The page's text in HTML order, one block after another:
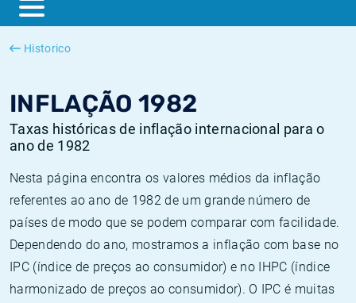
Historico
INFLAÇÃO 1982
Taxas históricas de inflação internacional para o
ano de 1982
Nesta página encontra os valores médios da inflação
referentes ao ano de 1982 de um grande número de
países de modo que se podem comparar com facilidade.
Dependendo do ano, mostramos a inflação com base no
IPC (índice de preços ao consumidor) e no IHPC (índice
harmonizado de preços ao consumidor). O IPC é muitas
ESTER
SONIA
Inflação Estados Unidos
Inflação Europa
Taxas SONIA históricas
Taxas TONAR históricas